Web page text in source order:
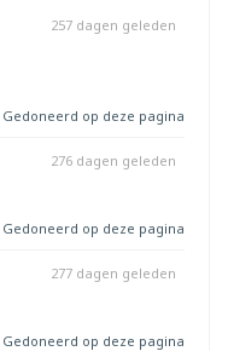
257 dagen geleden
Gedoneerd op deze pagina
276 dagen geleden
Gedoneerd op deze pagina
277 dagen geleden
Gedoneerd op deze pagina